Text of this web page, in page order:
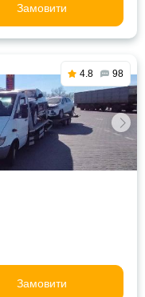
Замовити
4.8 98
Замовити